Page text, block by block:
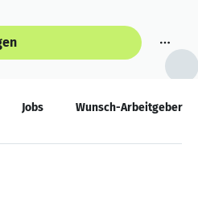
Jobs Wunsch-Arbeitgeber